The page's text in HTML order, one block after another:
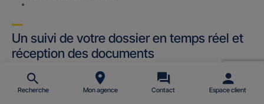
Un suivi de votre dossier en temps réel et
réception des documents
Un Certificat Provisoire d’immatriculation (CPI) ou un Accusé
d’Enregistrement de Changement de Titulaire (AECT) vous est
envoyé par email (sous 24 h) avec le n° d’immatriculation définitif une
Recherche Mon agence Contact Espace client